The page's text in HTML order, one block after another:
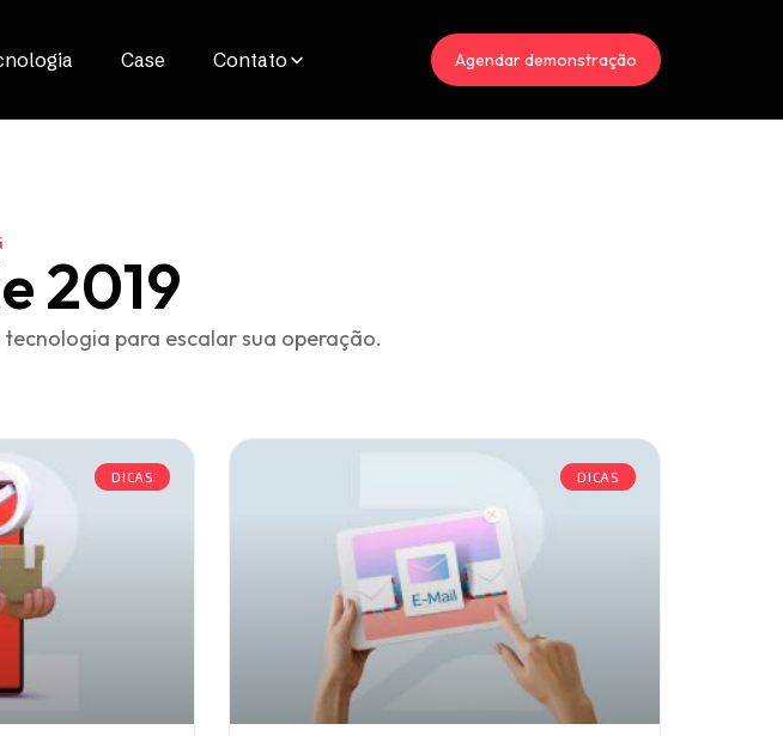
Case Contato Agendar demonstração
2019
para escalar sua operação.
DICAS DICAS